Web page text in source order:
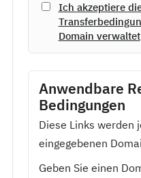
Ich akzeptiere
Domain verwaltet
Anwendbare
Bedingungen
Diese Links werden
eingegebenen
Geben Sie einen